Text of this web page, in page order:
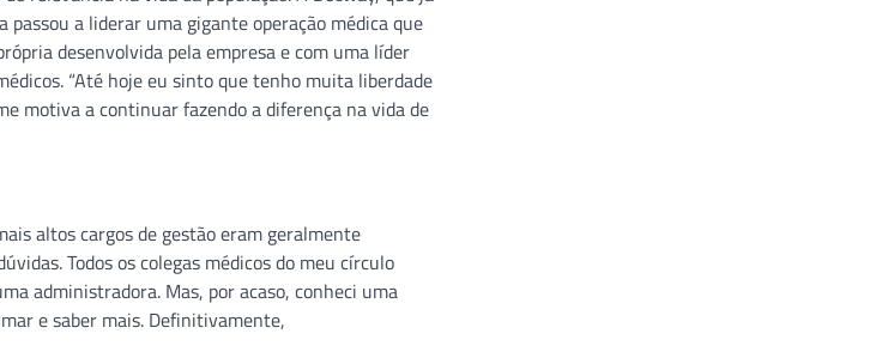
a liderar uma gigante operação médica que
desenvolvida pela empresa e com uma líder
“Até hoje eu sinto que tenho muita liberdade
motiva a continuar fazendo a diferença na vida de
altos cargos de gestão eram geralmente
Todos os colegas médicos do meu círculo
administradora. Mas, por acaso, conheci uma
e saber mais. Definitivamente,